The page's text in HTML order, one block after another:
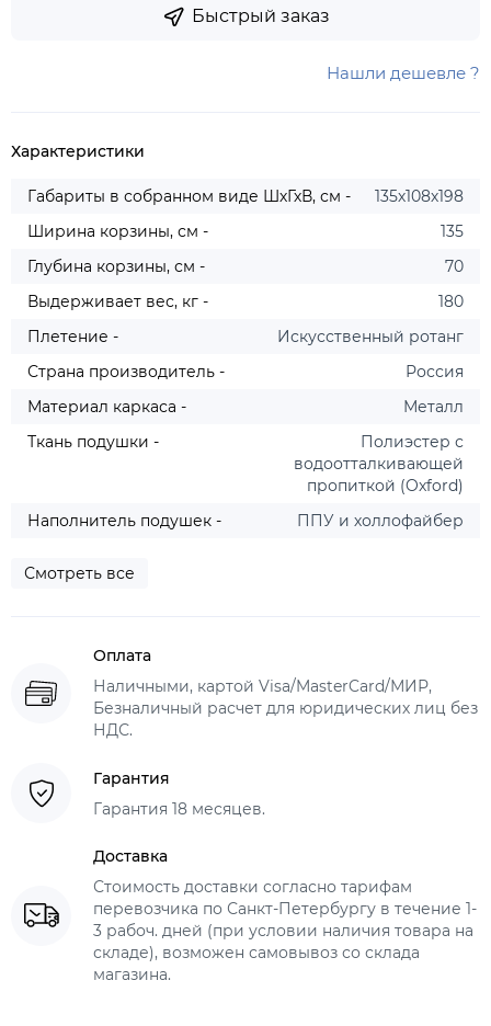
Быстрый заказ
Нашли дешевле ?
Характеристики
Габариты в собранном виде ШхГхВ, см -
135х108х198
Ширина корзины, см -
135
Глубина корзины, см -
70
Выдерживает вес, кг -
180
Плетение -
Искусственный ротанг
Страна производитель -
Россия
Материал каркаса -
Металл
Ткань подушки -
Полиэстер с
водоотталкивающей
пропиткой (Oxford)
Наполнитель подушек -
ППУ и холлофайбер
Смотреть все
Оплата
Наличными, картой Visa/MasterCard/МИР,
Безналичный расчет для юридических лиц без
НДС.
Гарантия
Гарантия 18 месяцев.
Доставка
Стоимость доставки согласно тарифам
перевозчика по Санкт-Петербургу в течение 1-
3 рабоч. дней (при условии наличия товара на
складе), возможен самовывоз со склада
магазина.